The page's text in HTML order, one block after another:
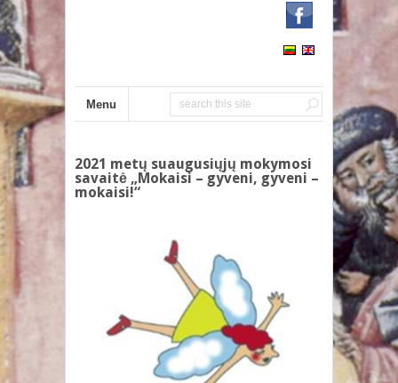
Menu
2021 metų suaugusiųjų mokymosi
savaitė „Mokaisi – gyveni, gyveni –
mokaisi!“